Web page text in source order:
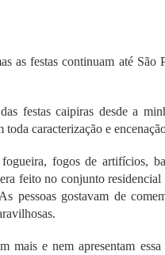
as festas continuam até São
festas caipiras desde a
caracterização e
fogos de artifícios,
feito no conjunto
pessoas gostavam de
mais e nem apresentam